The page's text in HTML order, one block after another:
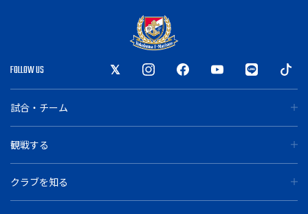
FOLLOW US
試合・チーム
観戦する
クラブを知る